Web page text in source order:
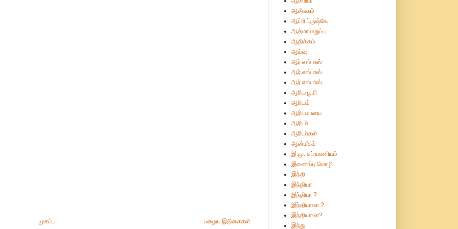
பழைய இடுகைகள்
முகப்பு
ஆசீவகம்
ஆட்ரி ட்ருஷ்கே
ஆத்மா மறுப்பு
ஆதிக்கம்
ஆய்வு
ஆர் எஸ் எஸ்
ஆர்.எஸ்.எஸ்
ஆர்.எஸ்.எஸ்.
ஆரிய பூமி
ஆரியம்
ஆரியமாயை
ஆரியர்
ஆரியர்கள்
ஆன்மீகம்
இ.மு. சுப்ரமணியம்
இணைப்பு மொழி
இந்தி
இந்தியா
இந்தியா ?
இந்தியாவா ?
இந்தியாவா?
இந்து